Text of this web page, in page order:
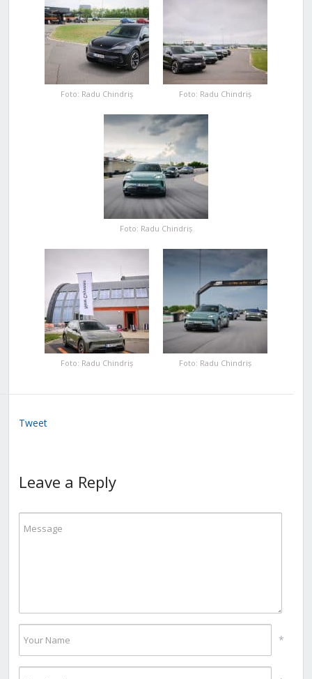
Foto: Radu Chindriș Foto: Radu Chindriș
Foto: Radu Chindriș
Foto: Radu Chindriș Foto: Radu Chindriș
Tweet
Leave a Reply
*